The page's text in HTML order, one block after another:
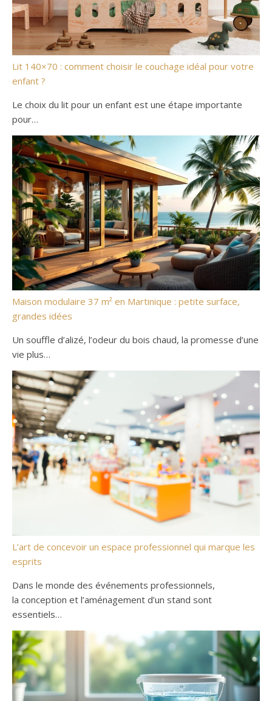
Lit 140×70 : comment choisir le couchage idéal pour votre
enfant ?
Le choix du lit pour un enfant est une étape importante
pour…
Maison modulaire 37 m² en Martinique : petite surface,
grandes idées
Un souffle d’alizé, l’odeur du bois chaud, la promesse d’une
vie plus…
L’art de concevoir un espace professionnel qui marque les
esprits
Dans le monde des événements professionnels,
la conception et l’aménagement d’un stand sont
essentiels…